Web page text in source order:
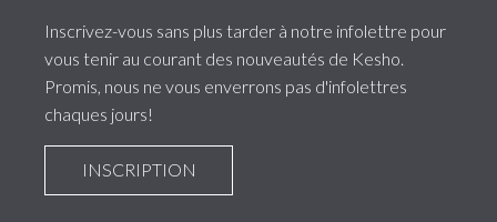
Inscrivez-vous sans plus tarder à notre infolettre pour
vous tenir au courant des nouveautés de Kesho.
Promis, nous ne vous enverrons pas d'infolettres
chaques jours!
INSCRIPTION